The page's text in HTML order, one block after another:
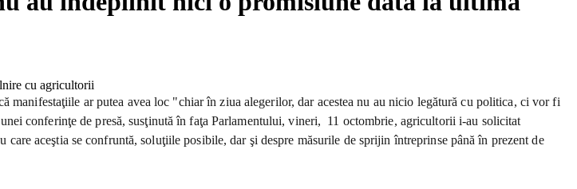
ar putea avea loc "chiar în ziua alegerilor, dar acestea nu au nicio legătură cu politica, ci vor fi
conferinţe de presă, susţinută în faţa Parlamentului, vineri, 11 octombrie, agricultorii i-au solicitat
aceştia se confruntă, soluţiile posibile, dar şi despre măsurile de sprijin întreprinse până în prezent de